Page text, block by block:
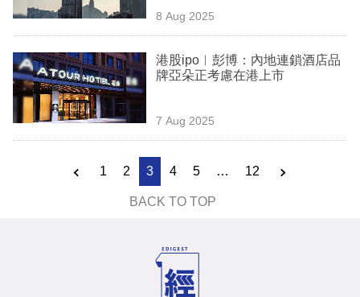
8 Aug 2025
港股ipo︳彭博：內地連鎖酒店品
牌亞朵正考慮在港上市
7 Aug 2025
1 2 3 4 5 … 12
BACK TO TOP